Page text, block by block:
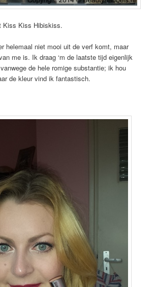
Kiss Kiss Hibiskiss.
helemaal niet mooi uit de verf komt, maar
me is. Ik draag ‘m de laatste tijd eigenlijk
de hele romige substantie; ik hou
de kleur vind ik fantastisch.